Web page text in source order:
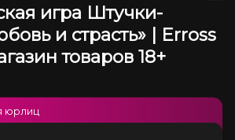
игра Штучки-
и страсть» | Erross
товаров 18+
юрлиц